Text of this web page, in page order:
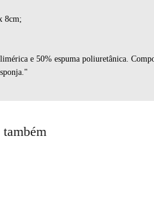
8cm;
e 50% espuma poliuretânica.